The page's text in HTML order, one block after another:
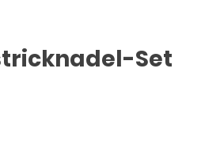
Set